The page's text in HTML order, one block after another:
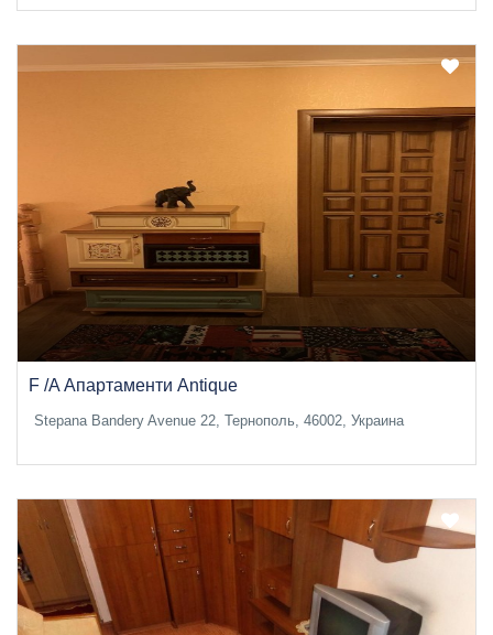
F /A Апартаменти Antique
Stepana Bandery Avenue 22, Тернополь, 46002, Украина